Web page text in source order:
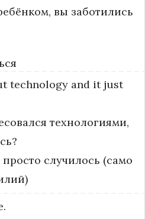
вы заботились
technology and it just
технологиями,
случилось (само